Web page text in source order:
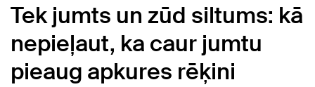
Tek jumts un zūd siltums: kā
nepieļaut, ka caur jumtu
pieaug apkures rēķini